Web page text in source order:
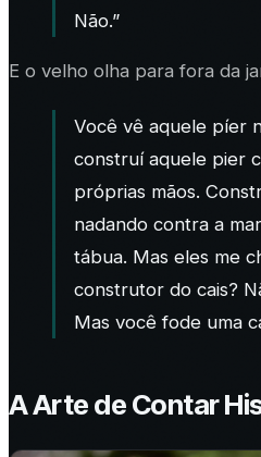
Não.”
E o velho olha para fora da
Você vê aquele píer
construí aquele pier
próprias mãos.
nadando contra a
tábua. Mas eles me
construtor do cais?
Mas você fode uma
A Arte de Contar